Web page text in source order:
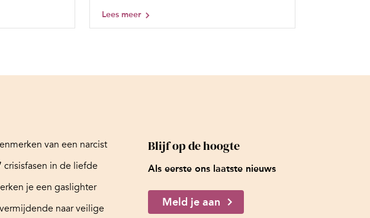
Lees meer
van een narcist
crisisfasen in de liefde
je een gaslighter
naar veilige
Blijf op de hoogte
Als eerste ons laatste nieuws
Meld je aan